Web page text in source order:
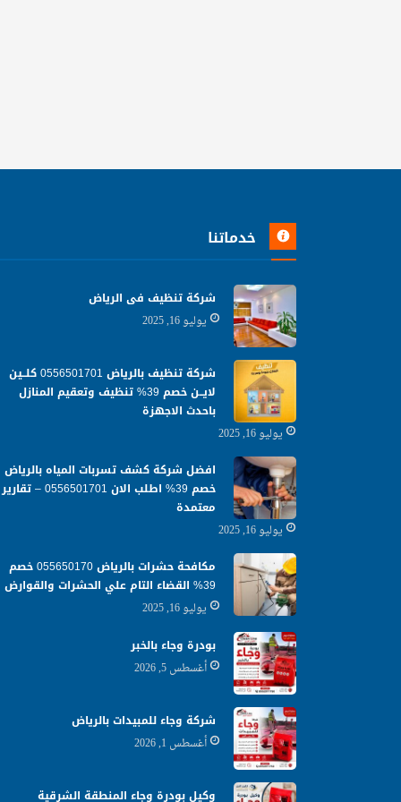
خدماتنا
شركة تنظيف فى الرياض
يوليو 16, 2025
شركة تنظيف بالرياض 0556501701 كلــين
لايــن خصم 39% تنظيف وتعقيم المنازل
باحدث الاجهزة
يوليو 16, 2025
افضل شركة كشف تسربات المياه بالرياض
خصم 39% اطلب الان 0556501701‬‏ – تقارير
معتمدة
يوليو 16, 2025
مكافحة حشرات بالرياض 055650170 خصم
39% القضاء التام علي الحشرات والقوارض
يوليو 16, 2025
بودرة وجاء بالخبر
أغسطس 5, 2026
شركة وجاء للمبيدات بالرياض
أغسطس 1, 2026
وكيل بودرة وجاء المنطقة الشرقية